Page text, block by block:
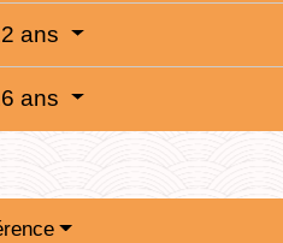
ans
ans